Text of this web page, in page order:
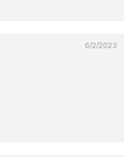
6/2/2023